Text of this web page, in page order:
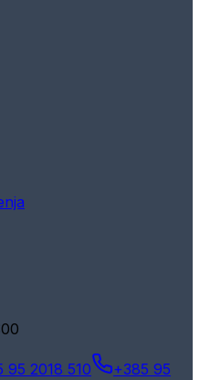
95 2018 510
+385 95